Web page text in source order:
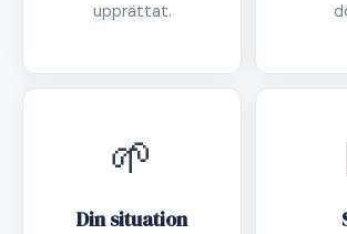
upprättat.
🌱
Din situation